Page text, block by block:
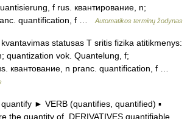
f rus. квантирование, n;
quantification, f …
Automatikos terminų žodynas
statusas T sritis fizika atitikmenys:
quantization vok. Quantelung, f;
квантование, n pranc. quantification, f …
► VERB (quantifies, quantified) ▪
the quantity of. DERIVATIVES quantifiable